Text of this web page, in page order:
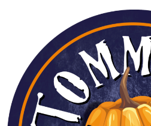
Les kids
Histoire &
News
Fidelité
Groupes et
Devenir
Nous